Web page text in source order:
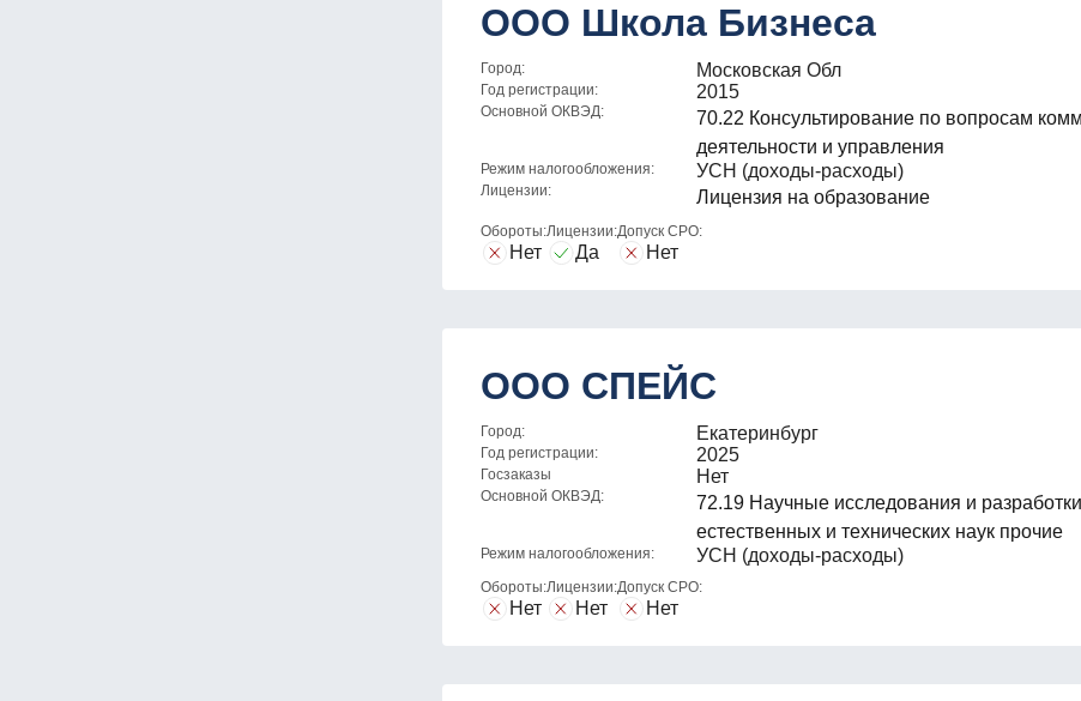
ООО Школа Бизнеса
Город: Московская Обл
Год регистрации: 2015
Основной ОКВЭД:
70.22 Консультирование по вопросам
деятельности и управления
Режим налогообложения: УСН (доходы-расходы)
Лицензии: Лицензия на образование
Обороты:
Нет
Лицензии:
Да
Допуск СРО:
Нет
ООО СПЕЙС
Город: Екатеринбург
Год регистрации: 2025
Госзаказы Нет
Основной ОКВЭД:
72.19 Научные исследования и
естественных и технических наук прочие
Режим налогообложения: УСН (доходы-расходы)
Обороты:
Нет
Лицензии:
Нет
Допуск СРО:
Нет